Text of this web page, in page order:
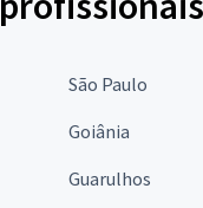
São Paulo
Goiânia
Guarulhos